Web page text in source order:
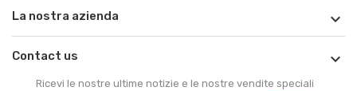
La nostra azienda 
Contact us 
Ricevi le nostre ultime notizie e le nostre vendite speciali